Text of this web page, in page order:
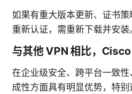
如果有重大版本更新、证书
重新认证，需重新下载并安装
与其他 VPN 相比，Cisco
在企业级安全、跨平台一致
成性方面具有明显优势，特别